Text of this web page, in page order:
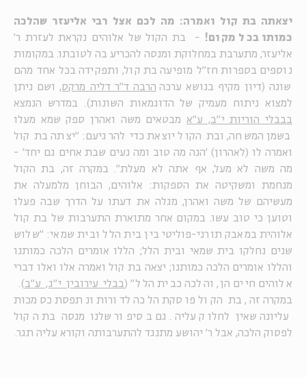
יצאתה בת קול ואמרה: מה לכם אצל רבי אליעזר שהלכה
כמותו בכל מקום! - בת הקול של אלוהים נקראת לעזרת ר'
אליעזר, מתערבת במחלוקת ומנסה להכריע בה לטובתו. במקומות
נוספים בספרות חז"ל מופיעה בת קול, ותפקידה בכל אחד מהם
שונה (דיון מקיף בנושא ערכה הרבה ד"ר דליה מרקס , ושם ניתן
למצוא ניתוח מעמיק של הדוגמאות השונות). במדרש הנמצא
בבבלי הוריות י"ב, ע"א מבטאים משה ואהרן ספק שמא מעלו
בשמן המשחה, ובת הקול יוצאת כדי להרגיעם: "יצתה בת קול
ואמרה לו (לאהרון) 'הנה מה טוב ומה נעים שבת אחים גם יחד' -
מה משה לא מעל, אף אתה לא מעלת". במקרה זה, בת הקול
מנחמת ומשקיטה את הספקות: אלוהים, הבוחן מלמעלה את
מעשיהם של משה ואהרן, מגלה את דעתו על הדרך שבה פעלו
וטוען כי טוב עשו. במקום אחר מתוארת התערבות של בת קול
אלוהית במאבק תורני-פוליטי בין בית הלל ובית שמאי: "שלוש
שנים נחלקו בית שמאי ובית הלל; הללו אומרים הלכה כמותנו
והללו אומרים הלכה כמותנו; יצאה בת קול ואמרה אלו ואלו דברי
אלוהים חיים הן, והלכה כבית הלל" ( בבלי עירובין י"ג, ע"ב ).
במקרה זה, בת הקול פוסקת הלכה לדורות ונתפסת כסמכות
עליונה שאין לחלוק עליה. גם בסיפור שלנו מנסה בת הקול
לפסוק הלכה, אבל ר' יהושע מתנגד להתערבותה וקורא עליה תגר.